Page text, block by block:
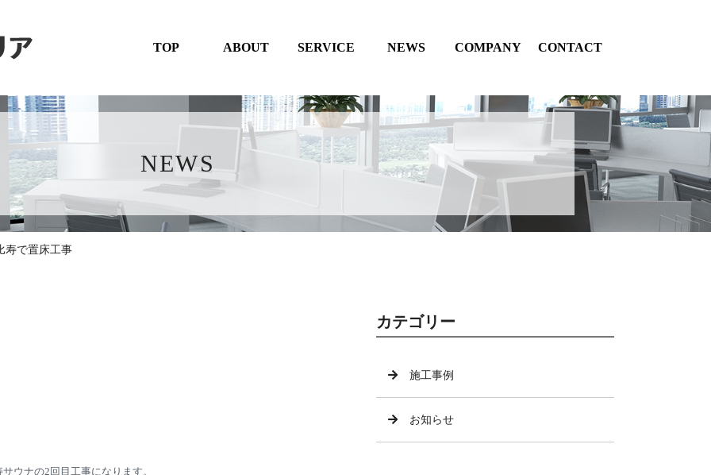
TOP ABOUT SERVICE NEWS COMPANY CONTACT
NEWS
寿で置床工事
ウナの2回目工事になります。
カテゴリー
施工事例
お知らせ